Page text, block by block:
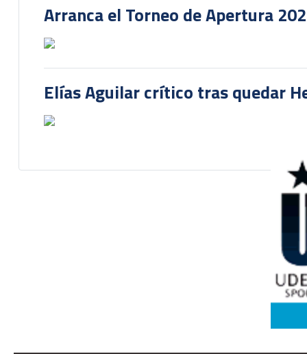
Arranca el Torneo de Apertura
Elías Aguilar crítico tras quedar